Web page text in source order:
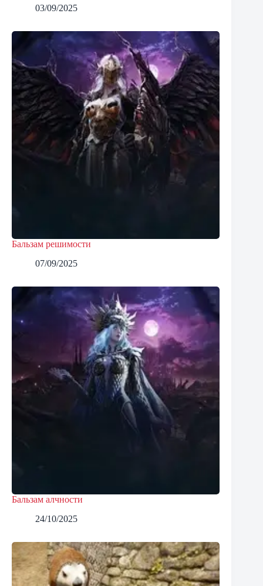
03/09/2025
Бальзам решимости
07/09/2025
Бальзам алчности
24/10/2025